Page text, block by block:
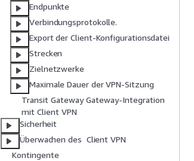
Endpunkte
Verbindungsprotokolle.
Export der Client-Konfigurationsdatei
Strecken
Zielnetzwerke
Maximale Dauer der VPN-Sitzung
Transit Gateway Gateway-Integration
mit Client VPN
Sicherheit
Überwachen des Client VPN
Kontingente